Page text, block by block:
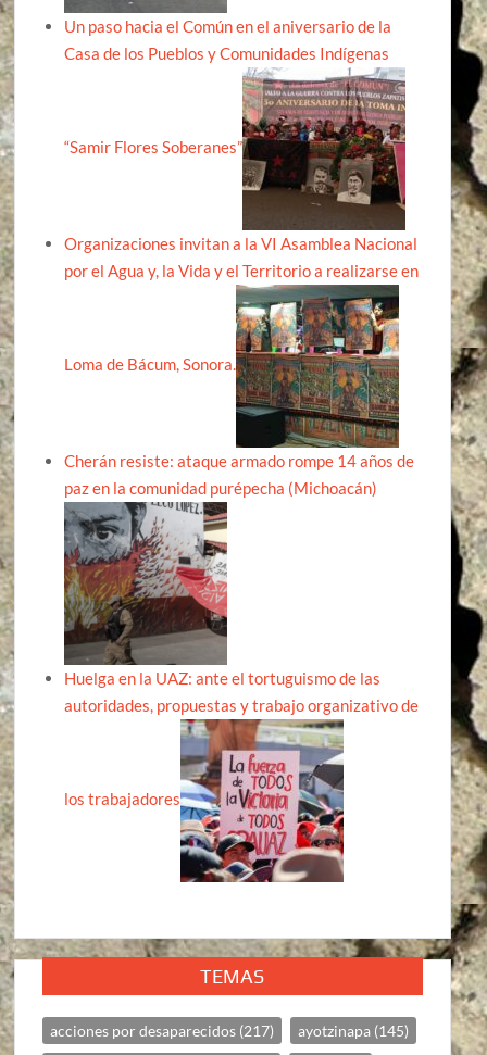
Un paso hacia el Común en el aniversario de la
Casa de los Pueblos y Comunidades Indígenas
“Samir Flores Soberanes”
Organizaciones invitan a la VI Asamblea Nacional
por el Agua y, la Vida y el Territorio a realizarse en
Loma de Bácum, Sonora.
Cherán resiste: ataque armado rompe 14 años de
paz en la comunidad purépecha (Michoacán)
Huelga en la UAZ: ante el tortuguismo de las
autoridades, propuestas y trabajo organizativo de
los trabajadores
TEMAS
acciones por desaparecidos (217) ayotzinapa (145)